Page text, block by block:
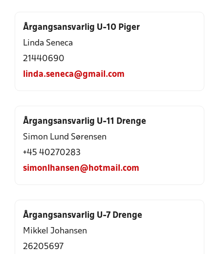
Årgangsansvarlig U-10 Piger
Linda Seneca
21440690
linda.seneca@gmail.com
Årgangsansvarlig U-11 Drenge
Simon Lund Sørensen
+45 40270283
simonlhansen@hotmail.com
Årgangsansvarlig U-7 Drenge
Mikkel Johansen
26205697